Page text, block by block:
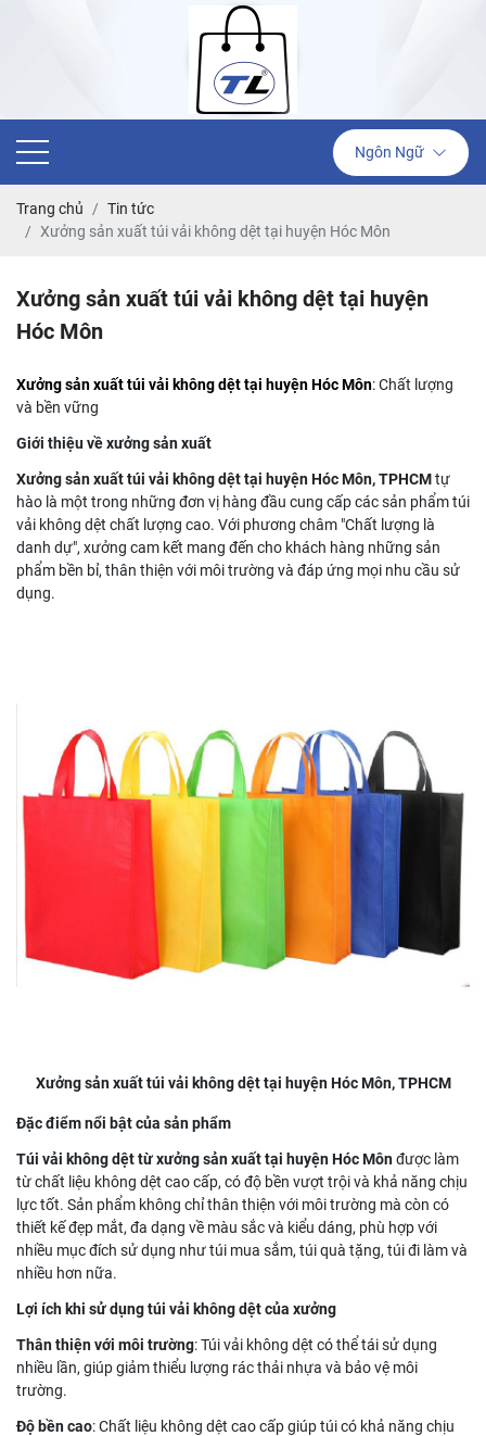
Ngôn Ngữ
Trang chủ
Tin tức
Xưởng sản xuất túi vải không dệt tại huyện Hóc Môn
Xưởng sản xuất túi vải không dệt tại huyện
Hóc Môn
Xưởng sản xuất túi vải không dệt tại huyện Hóc Môn: Chất lượng
và bền vững
Giới thiệu về xưởng sản xuất
Xưởng sản xuất túi vải không dệt tại huyện Hóc Môn, TPHCMtự
hào là một trong những đơn vị hàng đầu cung cấp các sản phẩm túi
vải không dệt chất lượng cao. Với phương châm "Chất lượng là
danh dự", xưởng cam kết mang đến cho khách hàng những sản
phẩm bền bỉ, thân thiện với môi trường và đáp ứng mọi nhu cầu sử
dụng.
Xưởng sản xuất túi vải không dệt tại huyện Hóc Môn, TPHCM
Đặc điểm nổi bật của sản phẩm
Túi vải không dệt từ xưởng sản xuất tại huyện Hóc Mônđược làm
từ chất liệu không dệt cao cấp, có độ bền vượt trội và khả năng chịu
lực tốt. Sản phẩm không chỉ thân thiện với môi trường mà còn có
thiết kế đẹp mắt, đa dạng về màu sắc và kiểu dáng, phù hợp với
nhiều mục đích sử dụng như túi mua sắm, túi quà tặng, túi đi làm và
nhiều hơn nữa.
Lợi ích khi sử dụng túi vải không dệt của xưởng
Thân thiện với môi trường: Túi vải không dệt có thể tái sử dụng
nhiều lần, giúp giảm thiểu lượng rác thải nhựa và bảo vệ môi
trường.
Độ bền cao: Chất liệu không dệt cao cấp giúp túi có khả năng chịu